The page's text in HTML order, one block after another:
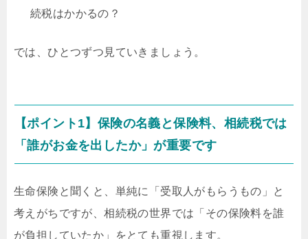
続税はかかるの？
では、ひとつずつ見ていきましょう。
【ポイント1】保険の名義と保険料、相続税では
「誰がお金を出したか」が重要です
生命保険と聞くと、単純に「受取人がもらうもの」と
考えがちですが、相続税の世界では「その保険料を誰
が負担していたか」をとても重視します。